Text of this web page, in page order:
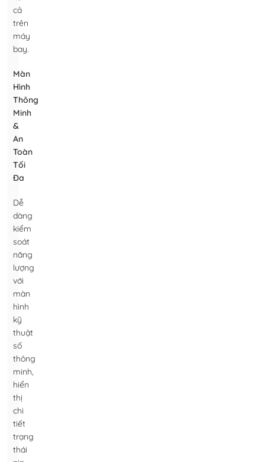
cả
trên
máy
bay.
Màn
Hình
Thông
Minh
&
An
Toàn
Tối
Đa
Dễ
dàng
kiểm
soát
năng
lượng
với
màn
hình
kỹ
thuật
số
thông
minh,
hiển
thị
chi
tiết
trạng
thái